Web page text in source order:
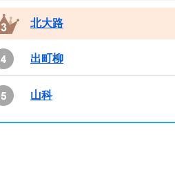
北大路
出町柳
山科